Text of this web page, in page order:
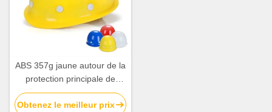
ABS 357g jaune autour de la
protection principale de
bosse de chapeau de bosse
de sécurité pour la
Obtenez le meilleur prix